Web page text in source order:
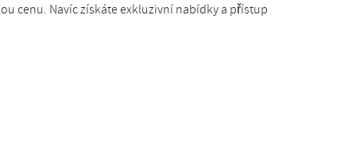
cenu. Navíc získáte exkluzivní nabídky a přístup